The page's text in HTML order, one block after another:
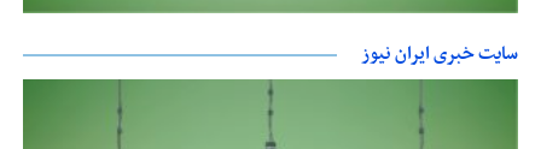
سایت خبری ایران نیوز